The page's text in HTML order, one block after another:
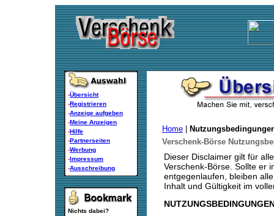
-Übersicht
-Registrieren
-Anzeige aufgeben
-Meine Anzeigen
-Hilfe
-Partnerseiten
-Werbung
-Impressum
-Ausschreibung
Nichts dabei?
Home
Verschenk-Börse
Dieser Disclaimer gilt für
Verschenk-Börse. Sollte er
entgegenlaufen, bleiben
Inhalt und Gültigkeit im